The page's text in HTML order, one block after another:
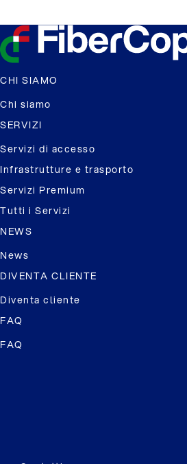
CHI SIAMO
Chi siamo
SERVIZI
Servizi di accesso
Infrastrutture e trasporto
Servizi Premium
Tutti i Servizi
NEWS
News
DIVENTA CLIENTE
Diventa cliente
FAQ
FAQ